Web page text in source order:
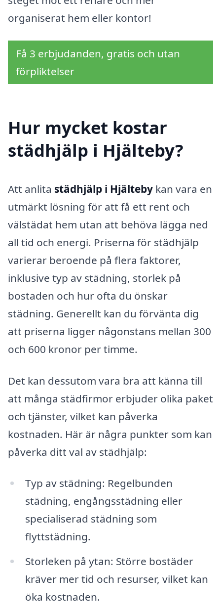
organiserat hem eller kontor!
Få 3 erbjudanden, gratis och utan
förpliktelser
Hur mycket kostar
städhjälp i Hjälteby?
Att anlita städhjälp i Hjälteby kan vara en
utmärkt lösning för att få ett rent och
välstädat hem utan att behöva lägga ned
all tid och energi. Priserna för städhjälp
varierar beroende på flera faktorer,
inklusive typ av städning, storlek på
bostaden och hur ofta du önskar
städning. Generellt kan du förvänta dig
att priserna ligger någonstans mellan 300
och 600 kronor per timme.
Det kan dessutom vara bra att känna till
att många städfirmor erbjuder olika paket
och tjänster, vilket kan påverka
kostnaden. Här är några punkter som kan
påverka ditt val av städhjälp:
Typ av städning: Regelbunden
städning, engångsstädning eller
specialiserad städning som
flyttstädning.
Storleken på ytan: Större bostäder
kräver mer tid och resurser, vilket kan
öka kostnaden.